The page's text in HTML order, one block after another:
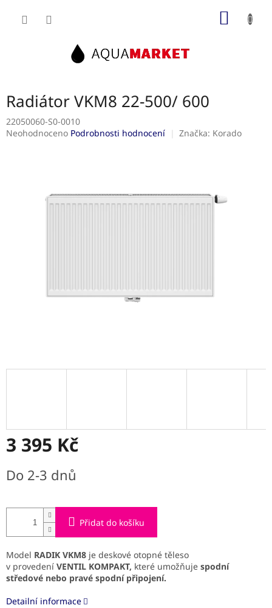
Radiátor VKM8 22-500/ 600
22050060-S0-0010
Průměrné
Neohodnoceno Podrobnosti hodnocení Značka: Korado
3 395 Kč
cena:
Do 2-3 dnů
Přidat do košíku
Model RADIK VKM8 je deskové otopné těleso
v provedení VENTIL KOMPAKT, které umožňuje spodní
středové nebo pravé spodní připojení.
Detailní informace